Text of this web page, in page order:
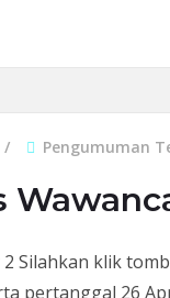
MMPI TAHAP III
Pengumuman
Silahkan klik
pertanggal 26